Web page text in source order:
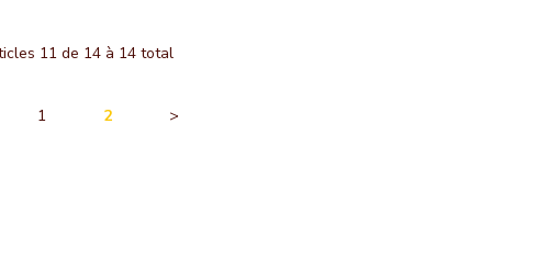
11 de 14 à 14 total
1 2 >